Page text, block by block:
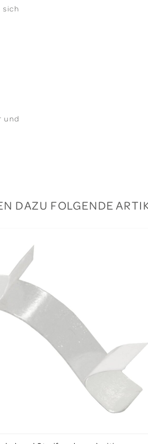
sich
und
DAZU FOLGENDE